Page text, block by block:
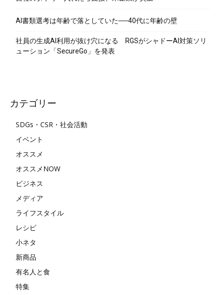
AI書類選考は年齢で落としていた──40代に年齢の壁
社員の生成AI利用が抜け穴になる RGSがシャドーAI対策ソリ
ューション「SecureGo」を発表
カテゴリー
SDGs・CSR・社会活動
イベント
オススメ
オススメNOW
ビジネス
メディア
ライフスタイル
レシピ
小ネタ
新商品
有名人と食
特集